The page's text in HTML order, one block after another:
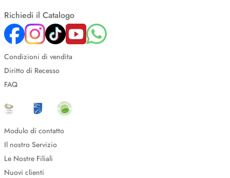
Richiedi il Catalogo
Condizioni di vendita
Diritto di Recesso
FAQ
Modulo di contatto
Il nostro Servizio
Le Nostre Filiali
Nuovi clienti